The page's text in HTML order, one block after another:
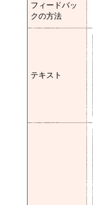
フィードバッ
クの方法
テキスト